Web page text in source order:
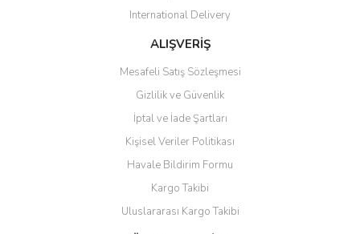
International Delivery
ALIŞVERİŞ
Mesafeli Satış Sözleşmesi
Gizlilik ve Güvenlik
İptal ve İade Şartları
Kişisel Veriler Politikası
Havale Bildirim Formu
Kargo Takibi
Uluslararası Kargo Takibi